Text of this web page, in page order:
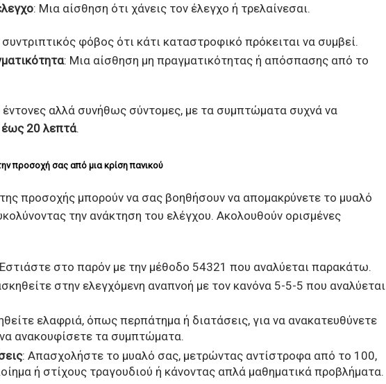
: Μια αίσθηση ότι χάνεις τον έλεγχο ή τρελαίνεσαι.
φόβος ότι κάτι καταστροφικό πρόκειται να συμβεί.
: Μια αίσθηση μη πραγματικότητας ή απόσπασης από το
έντονες αλλά συνήθως σύντομες, με τα συμπτώματα συχνά να
20 λεπτά.
προσοχή σας από μια κρίση πανικού
προσοχής μπορούν να σας βοηθήσουν να απομακρύνετε το μυαλό
την ανάκτηση του ελέγχου. Ακολουθούν ορισμένες
στο παρόν με την μέθοδο 54321 που αναλύεται παρακάτω.
στην ελεγχόμενη αναπνοή με τον κανόνα 5-5-5 που αναλύεται
ελαφριά, όπως περπάτημα ή διατάσεις, για να ανακατευθύνετε
να ανακουφίσετε τα συμπτώματα.
: Απασχολήστε το μυαλό σας, μετρώντας αντίστροφα από το 100,
ή στίχους τραγουδιού ή κάνοντας απλά μαθηματικά προβλήματα.